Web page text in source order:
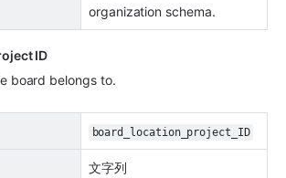
organization schema.
ID
board belongs to.
board_location_project_ID
文字列